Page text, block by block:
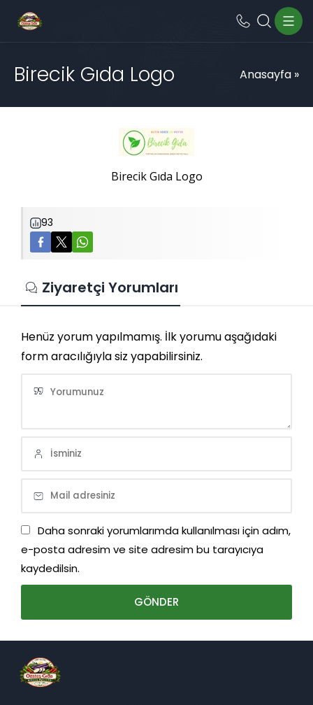
Birecik Gıda Logo Anasayfa »
Birecik Gıda Logo
93
Ziyaretçi Yorumları
Henüz yorum yapılmamış. İlk yorumu aşağıdaki
form aracılığıyla siz yapabilirsiniz.
Daha sonraki yorumlarımda kullanılması için adım,
e-posta adresim ve site adresim bu tarayıcıya
kaydedilsin.